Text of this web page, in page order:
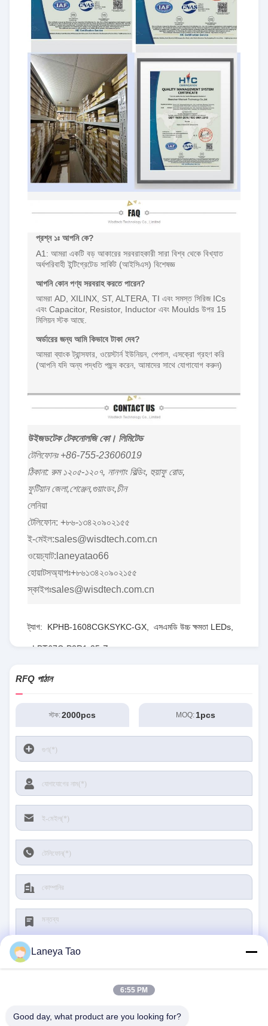
প্রশ্ন ১ঃ আপনি কে?
A1: আমরা একটি বড় আকারের সরবরাহকারী সারা বিশ্ব থেকে বিখ্যাত
অর্ধপরিবাহী ইন্টিগ্রেটেড সার্কিট (আইসিএস) বিশেষজ্ঞ
আপনি কোন পণ্য সরবরাহ করতে পারেন?
আমরা AD, XILINX, ST, ALTERA, TI এবং সমস্ত সিরিজ ICs
এবং Capacitor, Resistor, Inductor এবং Moulds উপর 15
মিলিয়ন স্টক আছে.
অর্ডারের জন্য আমি কিভাবে টাকা দেব?
আমরা ব্যাংক ট্রান্সফার, ওয়েস্টার্ন ইউনিয়ন, পেপাল, এসক্রো গ্রহণ করি
(আপনি যদি অন্য পদ্ধতি পছন্দ করেন, আমাদের সাথে যোগাযোগ করুন)
উইজডটেক টেকনোলজি কো। লিমিটেড
টেলিফোনঃ +86-755-23606019
ঠিকানা: রুম ১২০৫-১২০৭, নানগাং বিল্ডিং, হুয়াফু রোড,
ফুটিয়ান জেলা,শেঞ্জেন,গুয়াংডং,চীন
লেনিয়া
টেলিফোন: +৮৬-১৩৪২০৯০২১৫৫
ই-মেইল:sales@wisdtech.com.cn
ওয়েচ্যাট:laneyatao66
হোয়াটসঅ্যাপঃ+৮৬১৩৪২০৯০২১৫৫
স্কাইপঃsales@wisdtech.com.cn
ট্যাগ: KPHB-1608CGKSYKC-GX এসএমডি উচ্চ ক্ষমতা LEDs
LBT67C-P2R1-35-Z
RFQ পাঠান
স্টক:2000pcs MOQ: 1pcs
জমা দিন
Laneya Tao
6:55 PM
Good day, what product are you looking for?